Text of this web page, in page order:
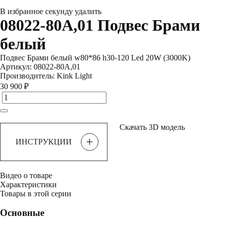
В избранное секунду удалить
08022-80A,01 Подвес Брами
белый
Подвес Брами белый w80*86 h30-120 Led 20W (3000K)
Артикул: 08022-80A,01
Производитель: Kink Light
30 900 ₽
ИНСТРУКЦИИ +
Скачать 3D модель
Видео о товаре
Характеристики
Товары в этой серии
Основные